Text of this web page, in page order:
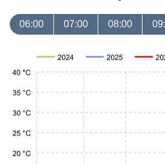
06:00 07:00 08:00